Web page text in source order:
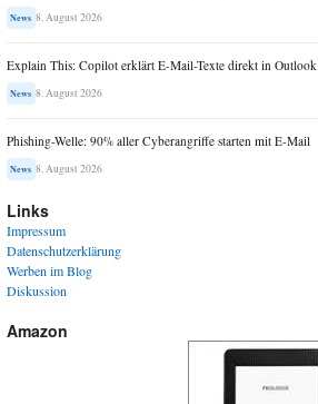
News 8. August 2026
Explain This: Copilot erklärt E-Mail-Texte direkt in Outlook
News 8. August 2026
Phishing-Welle: 90% aller Cyberangriffe starten mit E-Mail
News 8. August 2026
Links
Impressum
Datenschutzerklärung
Werben im Blog
Diskussion
Amazon